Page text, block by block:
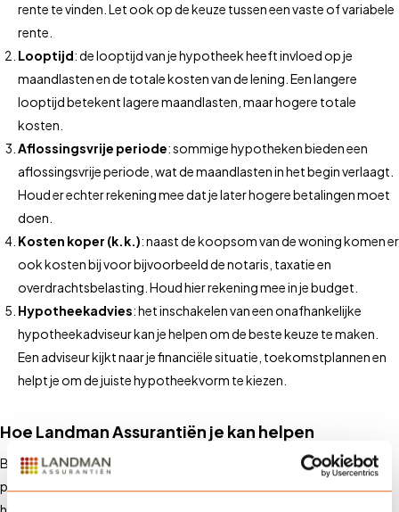
rente te vinden. Let ook op de keuze tussen een vaste of variabele
rente.
Looptijd: de looptijd van je hypotheek heeft invloed op je
maandlasten en de totale kosten van de lening. Een langere
looptijd betekent lagere maandlasten, maar hogere totale
kosten.
Aflossingsvrije periode: sommige hypotheken bieden een
aflossingsvrije periode, wat de maandlasten in het begin verlaagt.
Houd er echter rekening mee dat je later hogere betalingen moet
doen.
Kosten koper (k.k.): naast de koopsom van de woning komen er
ook kosten bij voor bijvoorbeeld de notaris, taxatie en
overdrachtsbelasting. Houd hier rekening mee in je budget.
Hypotheekadvies: het inschakelen van een onafhankelijke
hypotheekadviseur kan je helpen om de beste keuze te maken.
Een adviseur kijkt naar je financiële situatie, toekomstplannen en
helpt je om de juiste hypotheekvorm te kiezen.
Hoe Landman Assurantiën je kan helpen
Bij Landman Assurantiën bieden we uitgebreide diensten en
persoonlijk advies om je te helpen bij het afsluiten van de juiste